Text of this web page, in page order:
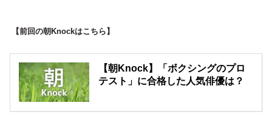
【前回の朝Knockはこちら】
【朝Knock】「ボクシングのプロ
テスト」に合格した人気俳優は？